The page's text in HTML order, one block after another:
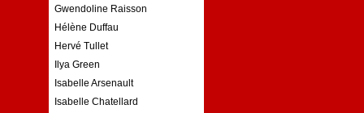
Gwendoline Raisson
Hélène Duffau
Hervé Tullet
Ilya Green
Isabelle Arsenault
Isabelle Chatellard